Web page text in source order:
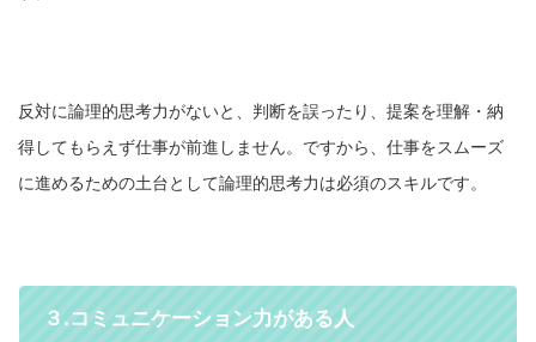
反対に論理的思考力がないと、判断を誤ったり、提案を理解・納
得してもらえず仕事が前進しません。ですから、仕事をスムーズ
に進めるための土台として論理的思考力は必須のスキルです。
３.コミュニケーション力がある人